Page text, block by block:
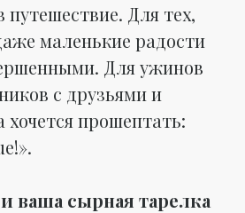
путешествие. Для тех,
маленькие радости
Для ужинов
с друзьями и
хочется прошептать:
ваша сырная тарелка